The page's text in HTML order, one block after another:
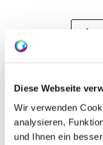
Diese Webseite
Wir verwenden
analysieren,
und Ihnen ein